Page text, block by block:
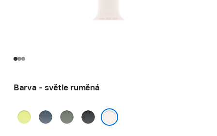
Barva - světle ruměná
neonověocelovězelenošedá
černá